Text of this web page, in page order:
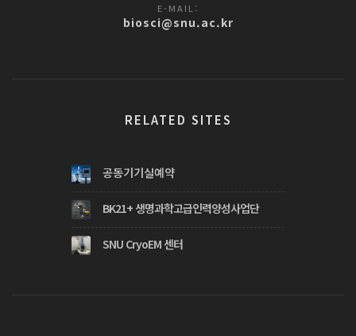
E-MAIL:
biosci@snu.ac.kr
RELATED SITES
공동기기실예약
BK21+ 생명과학고급인력양성사업단
SNU CryoEM 센터